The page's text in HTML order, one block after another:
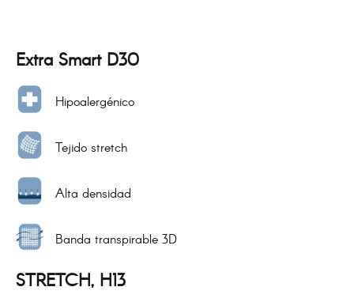
Extra Smart D30
Hipoalergénico
Tejido stretch
Alta densidad
Banda transpirable 3D
STRETCH, H13